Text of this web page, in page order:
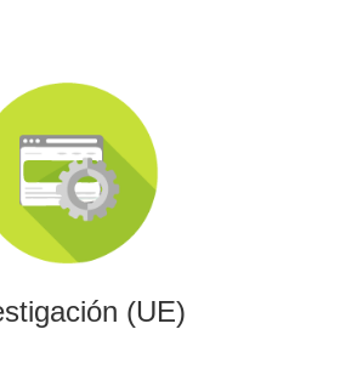
(UE)
(UE)
de I+D+i alineados con programas
innovación tecnológica con
estratégica.